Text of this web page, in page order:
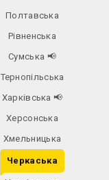
Полтавська
Рівненська
Сумська 📢
Тернопільська
Харківська 📢
Херсонська
Хмельницька
Черкаська